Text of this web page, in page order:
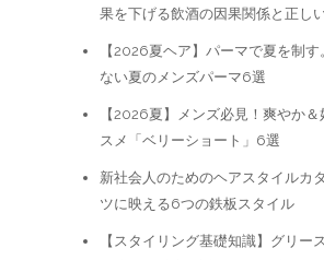
果を下げる飲酒の因果関係と正し
【2026夏ヘア】パーマで夏を制す
ない夏のメンズパーマ6選
【2026夏】メンズ必見！爽やか＆
スメ「ベリーショート」6選
新社会人のためのヘアスタイルカ
ツに映える6つの鉄板スタイル
【スタイリング基礎知識】グリー